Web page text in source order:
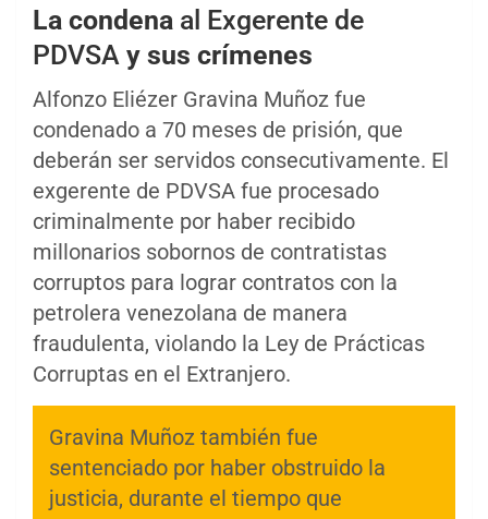
La condena al Exgerente de
PDVSA y sus crímenes
Alfonzo Eliézer Gravina Muñoz fue
condenado a 70 meses de prisión, que
deberán ser servidos consecutivamente. El
exgerente de PDVSA fue procesado
criminalmente por haber recibido
millonarios sobornos de contratistas
corruptos para lograr contratos con la
petrolera venezolana de manera
fraudulenta, violando la Ley de Prácticas
Corruptas en el Extranjero.
Gravina Muñoz también fue
sentenciado por haber obstruido la
justicia, durante el tiempo que